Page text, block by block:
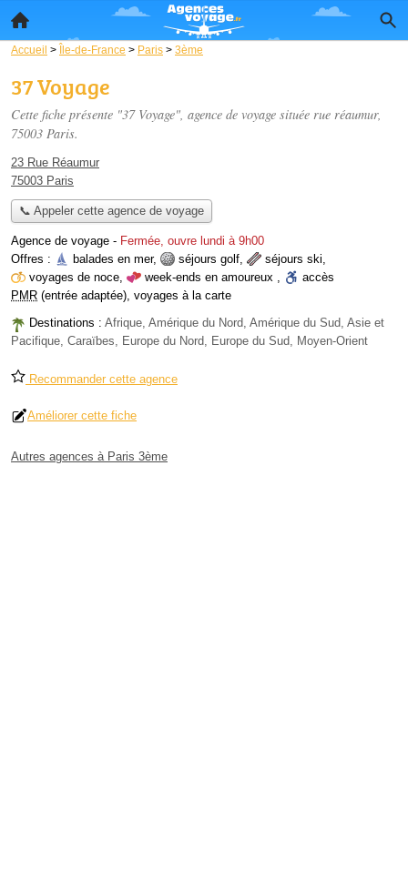
Accueil > Île-de-France > Paris > 3ème
37 Voyage
Cette fiche présente "37 Voyage", agence de voyage située rue réaumur,
75003 Paris.
23 Rue Réaumur
75003 Paris
📞 Appeler cette agence de voyage
Agence de voyage - Fermée, ouvre lundi à 9h00
Offres :
balades en mer, séjours golf, séjours ski,
voyages de noce, week-ends en amoureux ,
accès
PMR (entrée adaptée), voyages à la carte
Destinations : Afrique, Amérique du Nord, Amérique du Sud, Asie et
Pacifique, Caraïbes, Europe du Nord, Europe du Sud, Moyen-Orient
Recommander cette agence
Améliorer cette fiche
Autres agences à Paris 3ème